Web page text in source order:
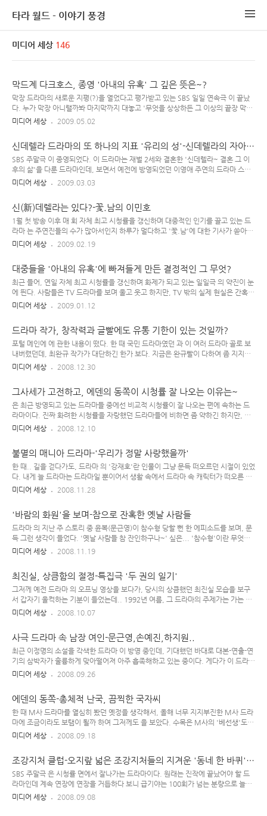
타라 월드 - 이야기 풍경
미디어 세상 146
막드계 다크호스, 종영 '아내의 유혹' 그 깊은 뜻은~?
막장 드라마의 새로운 지평(?)을 열었다고 평가받고 있는 SBS 일일 연속극 이 끝났
다. 누가 막장 아니랠까봐 마지막까지 대놓고 '무엇을 상상하든 그 이상의 끝장 막
장'을 보여주고선 장렬하게 종영~ 제목은 이라고 하는데, 막상 그 면면을 들여다 보
느 순간, 주인공으로서의 존재감이 사라졌다. 이 드라마가 전하고자 하는 주제가 정
확하게 무엇인지 잘 모르겠다. 굳이 이 드라마 뿐 아니라 요즘 쏟아져 나오는 수많은
드라마들은 '기획 의도'를 그냥 폼으로 적어놓는 경우가 많다. 나이롱 기획 의도들이
난무하는... 이 드라마 마지막이 좀 웃기던데..
미디어 세상 2009.05.02
신데렐라 드라마의 또 하나의 지표 '유리의 성'-신데렐라의 자아
찾기
SBS 주말극 이 종영되었다. 이 드라마는 재벌 2세와 결혼한 '신데렐라~ 결혼 그 이
후의 삶'을 다룬 드라마인데, 보면서 예전에 방영되었던 이영애 주연의 드라마 스토
리가 떠오르기도 했다. 드라마 에서처럼 에서도 '평범한 가정의 여주인공이 재벌 2세
등을 겪다가 결국 진정한 자아를 찾기 위해 그 재벌 2세와 헤어지고(이혼) 자신이 진
정 행복해질 수 있는 새로운 삶을 찾아 나간다는 이야기이다. 이 드라마 제목인 은 극
중 준성(이진욱) 집안의 수장인 그의 아버지 두형(박근형)이 이끌어가는 그 재벌집에
대한 상징적인 의미로 쓰였다. 검사인 큰 아들을 ..
미디어 세상 2009.03.03
신(新)데렐라는 있다?-꽃.남의 이민호
1월 첫 방송 이후 매 회 자체 최고 시청률을 갱신하며 대중적인 인기를 끌고 있는 드
라마 는 주연진들의 수가 많아서인지 하루가 멀다하고 '꽃.남'에 대한 기사가 쏟아지
고 있다. 그 중에서도, 몇 편의 출연작이 있긴 했지만 범대중적으로 이름 알려지지 않
지 시시때때로 보도되면서 대중들의 이목을 끌고 있다. 일당 5만원의 무명 모델에서
억대 개런티를 받는 광고계의 신데렐라로~ 그동안 여러 편의 드라마와 영화를 통해
차근차근 연기 경력을 쌓아온 이민호는 남자다운 체형의 큰 키와 이국적인 마스크 등
꽤나 좋은 '외모' 조건에 더하여 그럴 듯한 '연기..
미디어 세상 2009.02.19
대중들을 '아내의 유혹'에 빠져들게 만든 결정적인 그 무엇?
최근 들어, 연일 자체 최고 시청률을 갱신하며 화제가 되고 있는 일일극 의 약진이 눈
에 띈다. 사람들은 TV 드라마를 보며 울고 웃고 하지만, TV 밖의 실제 현실은 간혹
'드라마'보다 더 드라마틱하거나 흥미로운 각종 사건들이 벌어지곤 한다. 지난 주
던 을 이 보기 좋게 따돌리고 월화극, 그리고 평일 TV 프로그램의 2인자로 급부상했
기 때문이다. 새해 벽두부터 뒤집어진 평일극의 판도 : 에 추월 당한 덕분에, 한동안
전국 시청률 20% 후반대를 기록하며 쭉 월화 평일극의 2인자 자리를 유지해 왔던
은 새로이 부상하게 된 에 2인자 자리를 내어주고..
미디어 세상 2009.01.12
드라마 작가, 창작력과 글빨에도 유통 기한이 있는 것일까?
포털 메인에 에 관한 내용이 떴다. 한 때 국민 드라마였던 과 이 여러 드라마 골로 보
내버렸던데, 최완규 작가가 대단하긴 한가 보다. 지금은 완규빨이 다하여 좀 지지부
진하고 있는데다, 드라마 집필 자체를 안하고 있지만 한 때는 드라마 작가 최완규가
'드라마'가 뭔지를 알고, 드라마라는 걸 어떻게 써야 하는지 잘 알고 있는 작가 같다
고나 할까..?" 뭐, 이런 얘기를 나눈 적이 있었는데, 그런 최완규도 이후론 좀 '글
쎄'다. 최완규 작가가 그나마 드라마를 '드라마'답게 잘 쓴 건 딱 때까지만- , , 때의
최완규 필력은 참 대단했었는데....
미디어 세상 2008.12.30
그사세가 고전하고, 에덴의 동쪽이 시청률 잘 나오는 이유는~
은 최근 방영되고 있는 드라마들 중에선 비교적 시청률이 잘 나오는 편에 속하는 드
라마이다. 진짜 화려한 시청률을 자랑했던 드라마들에 비하면 좀 약하긴 하지만, 현
재 진행 중인 드라마들 시청률이 다 고만고만한 관계로, 주중 드라마 중에선 비교적
높았던 드라마 패턴을 분석해 보면, 시청률이 높은 드라마들은 나름 그만한 이유가
있어서이다. 안방 극장용 TV 드라마를 소비하는 주 타깃층은 특정 연령대, 특정 직업
군의 사람이 아니라 대한 민국 내에서 다채로운 신분을 지닌 '남녀노소 모두'를 포함
하기에 시청률이 잘 나오려면 당연히 다양한 연령층의 ..
미디어 세상 2008.12.10
불멸의 매니아 드라마-'우리가 정말 사랑했을까'
한 때.. 길을 걷다가도, 드라마 의 '강재호'란 인물이 그냥 문득 떠오르던 시절이 있었
다. 내게 늘 드라마는 드라마일 뿐이어서 생활 속에서 드라마 속 캐릭터가 떠오른 것
은 정말 드문 일이었는데, 그 땐 분명 그랬다. '재호는 지금 뭐할까~?', '강재호는 앞
마를 보면서 나름의 매력을 느낀 캐릭터들은 많았었지만.. 자기를 이용할려고 했던
걸 알면서도 어쩔 수 없이 재호에게 빠져들게 된 극 중 현수(윤손하)나 연하의 제자였
음에도 결국 사랑에 빠져버리게 된 신형(김혜수)이처럼, 그 때 당시 드라마 에서 배용
준이 연기했던 재호란 인물에게..
미디어 세상 2008.11.28
'바람의 화원'을 보며-참으로 잔혹한 옛날 사람들
드라마 의 지난 주 스토리 중 윤복(문근영)이 참수형 당할 뻔 한 에피소드를 보며, 문
득 그런 생각이 들었다. '옛날 사람들 참 잔인하구나~' 싶은... '참수형'이란 무엇인
가? 그건 죄인의 목을 날려 죽음에 이르게 하는 형벌이다. 그런데, (드라마 속 장면을
강심장인 사람들이 아닌가 싶다. 아는 이 중에, 영화 속에 잔인한 장면이 나오면 단
한 장면도 못 보는 친구가 있었다. 예전에 같이 영화를 보러 갔을 때.. 그 영화는 잔혹
스런 '공포 영화'도 아니고 그냥 스케일이 좀 큰 '대하 역사극' 장르의 영화였는데, 그
안에 나오는 내용..
미디어 세상 2008.11.19
최진실, 상큼함의 절정-특집극 '두 권의 일기'
그저께 예전 드라마 의 오프닝 영상을 보다가, 당시의 상큼했던 최진실 모습을 보구
서 갑자기 울컥하는 기분이 들었는데.. 1992년 여름, 그 드라마의 주제가는 가는 거
리마다 울려퍼졌을 만큼 해당 드라마도, 또 주제가도 빅히트쳤었다. 여주인공 최진
다. 이 드라마 1부의 주인공은 채시라(미희 역)이며 70년대의 여고생을 연기하고, 2
부에선 최진실(해리 역)이 나와서 90년대 여고생의 모습을 보여주며 성인이 된 (1부
에서의) 미희(채시라)가 2부에선 해리네 학교 선생님으로 나온다. 실제론 동갑내기
배우이지만 1부에서 차분하고 고전적인 분위기의 70년..
미디어 세상 2008.10.07
사극 드라마 속 남장 여인-문근영,손예진,하지원..
최근 이정명의 소설을 각색한 드라마 이 방영 중인데, 기대했던 바대로 대본-연출-연
기의 삼박자가 훌륭하게 맞아떨어져 아주 흡족해하고 있는 중이다. 게다가 이 드라마
는 미술적인 부분도 굉장히 뛰어난데다, 드라마 배경 음악도 아주 만족스러운 수준이
마에는 주/조연 할 것 없이 연기를 못하는 배우가 없어서 보기에 굉장히 편안한 드라
마이기도 하다. 드라마 속 남장 여인 문근영(신윤복) 특히 주인공 '신윤복' 역을 맡은
연기자 문근영은 어린 나이에도 불구하고 남장 여자, 남자같은 말투와 남자의 모습으
로서 살아가는 도화서 생도의 모습을 아주 자연스럽게 잘 보여..
미디어 세상 2008.09.26
에덴의 동쪽-총체적 난국, 끔찍한 국자씨
한 때 M사 드라마를 열심히 봤던 옛정을 생각해서, 올해 너무 지지부진한 M사 드라
마에 조금이라도 보탬이 될까 하여 그저께도 을 보았다. 수목은 M사의 '베선생'도,
K사의 '주몽 손자' 이야기도 아닌 다음 주부터 시작될 S사의 '신윤복과 김홍도' 스토
무나 강렬하여 이틀동안 기절 중이다..;; 이런 걸 요즘 말로, 진정한 의미의 '병맛'이
라고 해야 하나? 에덴의 동쪽, 사랑? : 멜로인가, 멜롱인가~ 드라마 은 연 이틀동안
연기력 논란으로 시끄러운 이연희(국자-국영란)의 연기 뿐 아니라, 대본과 연출 등에
도 심각한 문제가 있음이 8회 ..
미디어 세상 2008.09.18
조강지처 클럽-오지랖 넓은 조강지처들의 지겨운 '동네 한 바퀴'
놀이
SBS 주말극 은 시청률 면에서 잘나가는 드라마이다. 원래는 진작에 끝났어야 할 드
라마인데 계속 연장에 연장을 거듭하다 보니 급기야는 100회가 넘는 분량으로 늘어
났고, 어느 순간부터 이 드라마의 스토리는 쓸데없는 '사족 장면'의 남발로 질질 끌리
미디어 세상 2008.09.08